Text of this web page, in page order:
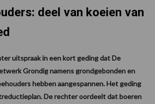
deel van koeien van
uitspraak in een kort geding dat De
Grondig namens grondgebonden en
hebben aangespannen. Het geding
De rechter oordeelt dat boeren